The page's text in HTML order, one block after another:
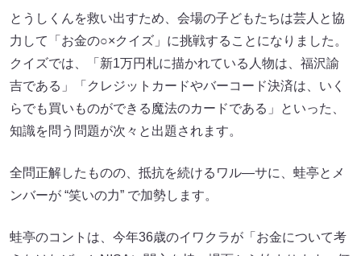
とうしくんを救い出すため、会場の子どもたちは芸人と協
力して「お金の○×クイズ」に挑戦することになりました。
クイズでは、「新1万円札に描かれている人物は、福沢諭
吉である」「クレジットカードやバーコード決済は、いく
らでも買いものができる魔法のカードである」といった、
知識を問う問題が次々と出題されます。
全問正解したものの、抵抗を続けるワル―サに、蛙亭とメ
ンバーが “笑いの力” で加勢します。
蛙亭のコントは、今年36歳のイワクラが「お金について考